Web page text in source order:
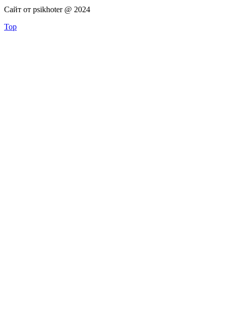
Сайт от psikhoter @ 2024
Top